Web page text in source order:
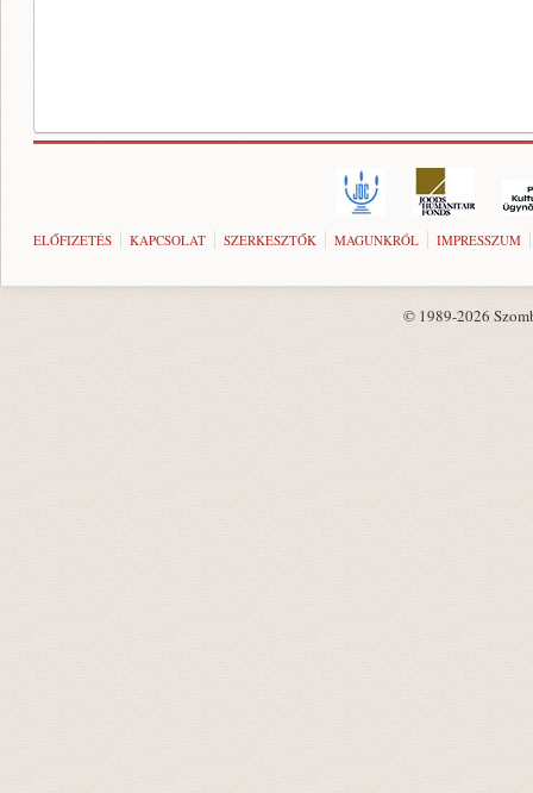
ELŐFIZETÉS KAPCSOLAT SZERKESZTŐK MAGUNKRÓL IMPRESSZUM
© 1989-2026